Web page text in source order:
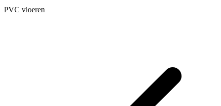
PVC vloeren